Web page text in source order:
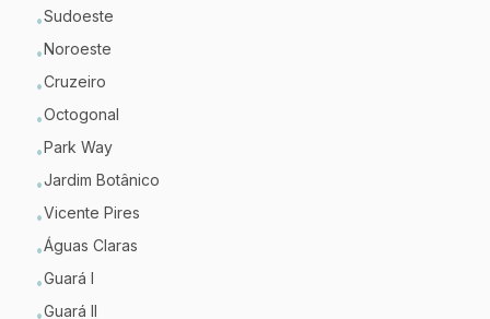
•Sudoeste
•Noroeste
•Cruzeiro
•Octogonal
•Park Way
•Jardim Botânico
•Vicente Pires
•Águas Claras
•Guará I
•Guará II